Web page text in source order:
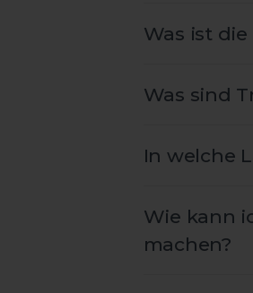
Was ist
Was sind
In welche
Wie kann
machen?